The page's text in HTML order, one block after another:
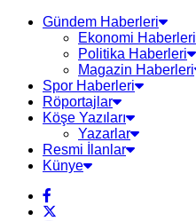
Gündem Haberleri
Ekonomi Haberleri
Politika Haberleri
Magazin Haberleri
Spor Haberleri
Röportajlar
Köşe Yazıları
Yazarlar
Resmi İlanlar
Künye